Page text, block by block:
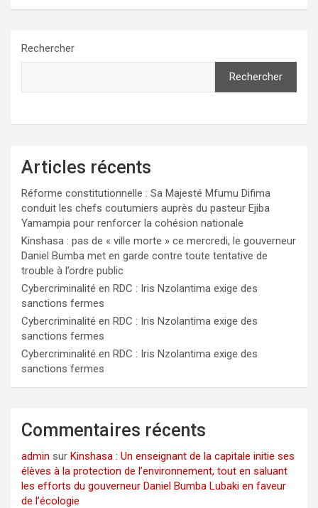
Rechercher
Rechercher
Articles récents
Réforme constitutionnelle : Sa Majesté Mfumu Difima
conduit les chefs coutumiers auprès du pasteur Ejiba
Yamampia pour renforcer la cohésion nationale
Kinshasa : pas de « ville morte » ce mercredi, le gouverneur
Daniel Bumba met en garde contre toute tentative de
trouble à l’ordre public
Cybercriminalité en RDC : Iris Nzolantima exige des
sanctions fermes
Cybercriminalité en RDC : Iris Nzolantima exige des
sanctions fermes
Cybercriminalité en RDC : Iris Nzolantima exige des
sanctions fermes
Commentaires récents
admin sur Kinshasa : Un enseignant de la capitale initie ses
élèves à la protection de l’environnement, tout en saluant
les efforts du gouverneur Daniel Bumba Lubaki en faveur
de l’écologie